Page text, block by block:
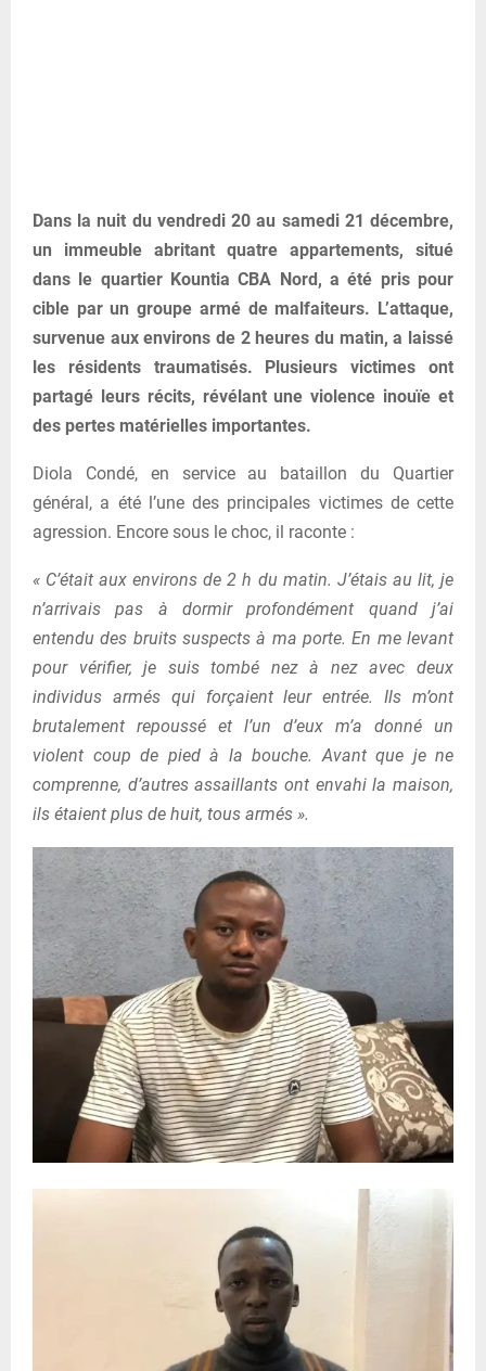
Dans la nuit du vendredi 20 au samedi 21 décembre,
un immeuble abritant quatre appartements, situé
dans le quartier Kountia CBA Nord, a été pris pour
cible par un groupe armé de malfaiteurs. L’attaque,
survenue aux environs de 2 heures du matin, a laissé
les résidents traumatisés. Plusieurs victimes ont
partagé leurs récits, révélant une violence inouïe et
des pertes matérielles importantes.
Diola Condé, en service au bataillon du Quartier
général, a été l’une des principales victimes de cette
agression. Encore sous le choc, il raconte :
« C’était aux environs de 2 h du matin. J’étais au lit, je
n’arrivais pas à dormir profondément quand j’ai
entendu des bruits suspects à ma porte. En me levant
pour vérifier, je suis tombé nez à nez avec deux
individus armés qui forçaient leur entrée. Ils m’ont
brutalement repoussé et l’un d’eux m’a donné un
violent coup de pied à la bouche. Avant que je ne
comprenne, d’autres assaillants ont envahi la maison,
ils étaient plus de huit, tous armés ».